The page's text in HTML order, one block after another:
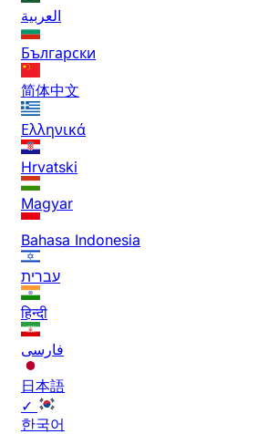
العربية
Български
简体中文
Ελληνικά
Hrvatski
Magyar
Bahasa Indonesia
עברית
हिन्दी
فارسی
日本語
✓
한국어